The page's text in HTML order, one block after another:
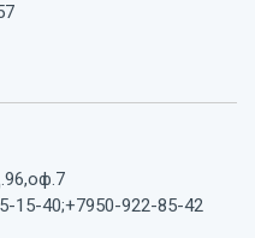
15-40;+7950-922-85-42